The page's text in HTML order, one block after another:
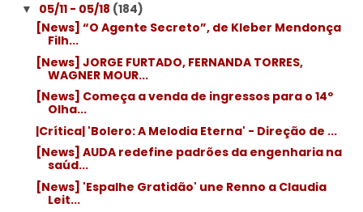
▼ 05/11 - 05/18 (184)
[News] “O Agente Secreto”, de Kleber Mendonça
Filh...
[News] JORGE FURTADO, FERNANDA TORRES,
WAGNER MOUR...
[News] Começa a venda de ingressos para o 14º
Olha...
|Crítica| 'Bolero: A Melodia Eterna' - Direção de ...
[News] AUDA redefine padrões da engenharia na
saúd...
[News] 'Espalhe Gratidão' une Renno a Claudia
Leit...